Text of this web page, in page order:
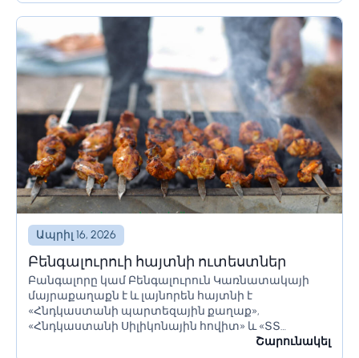
Ապրիլ 16, 2026
Բենգալուրուի հայտնի ուտեստներ
Բանգալորը կամ Բենգալուրուն Կառնատակայի
մայրաքաղաքն է և լայնորեն հայտնի է
«Հնդկաստանի պարտեզային քաղաք»,
«Հնդկաստանի Սիլիկոնային հովիտ» և «ՏՏ
կենտրոն» անուններով։ Այն ունի հսկայականՇարունակել